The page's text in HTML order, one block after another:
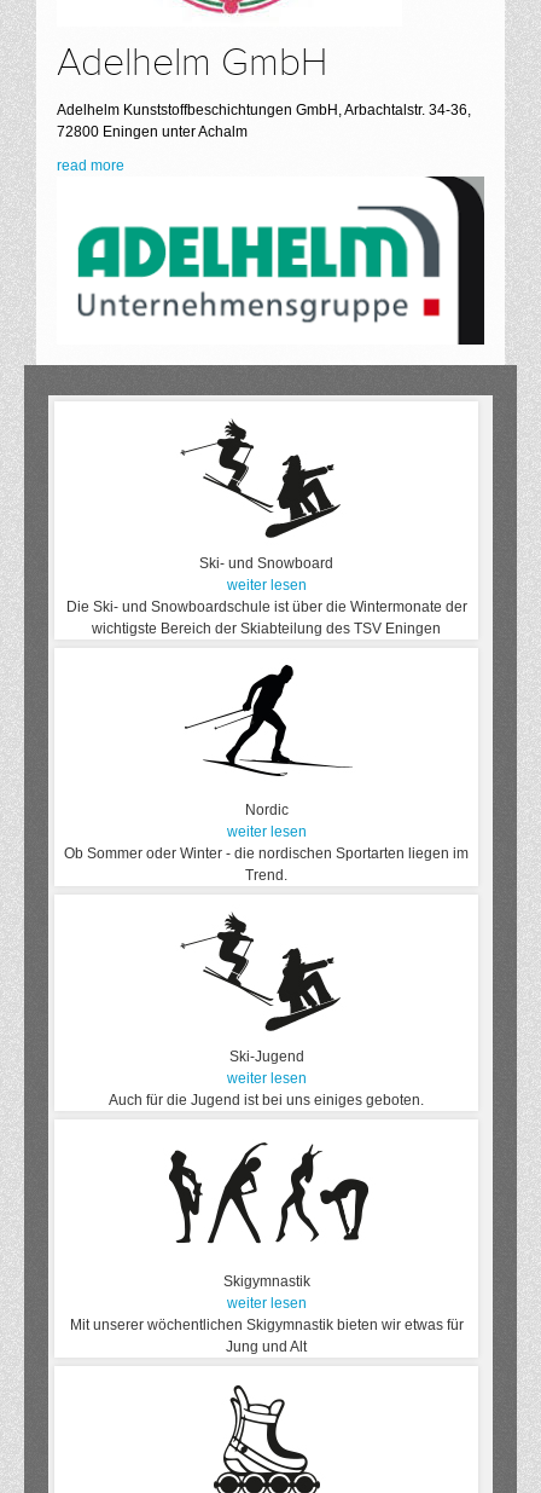
Adelhelm GmbH
Adelhelm Kunststoffbeschichtungen GmbH, Arbachtalstr. 34-36,
72800 Eningen unter Achalm
read more
Ski- und Snowboard
weiter lesen
Die Ski- und Snowboardschule ist über die Wintermonate der
wichtigste Bereich der Skiabteilung des TSV Eningen
Nordic
weiter lesen
Ob Sommer oder Winter - die nordischen Sportarten liegen im
Trend.
Ski-Jugend
weiter lesen
Auch für die Jugend ist bei uns einiges geboten.
Skigymnastik
weiter lesen
Mit unserer wöchentlichen Skigymnastik bieten wir etwas für
Jung und Alt